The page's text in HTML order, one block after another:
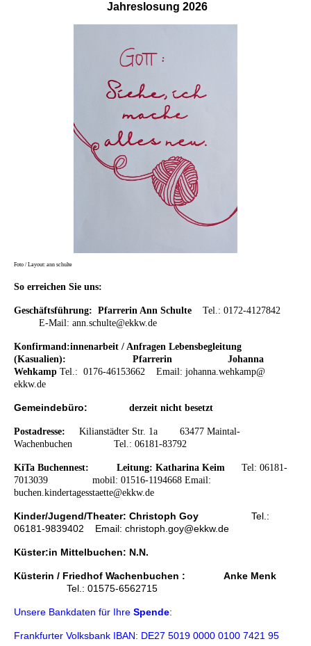
Jahreslosung 2026
Foto / Layout: ann schulte
So erreichen Sie uns:
Geschäftsführung: Pfarrerin Ann Schulte Tel.: 0172-4127842
E-Mail: ann.schulte@ekkw.de
Konfirmand:innenarbeit / Anfragen Lebensbegleitung
(Kasualien): Pfarrerin Johanna
Wehkamp Tel.: 0176-46153662 Email: johanna.wehkamp@
ekkw.de
Gemeindebüro: derzeit nicht besetzt
Postadresse: Kilianstädter Str. 1a 63477 Maintal-
Wachenbuchen Tel.: 06181-83792
KiTa Buchennest: Leitung: Katharina Keim Tel: 06181-
7013039 mobil: 01516-1194668 Email:
buchen.kindertagesstaette@ekkw.de
Kinder/Jugend/Theater: Christoph Goy Tel.:
06181-9839402 Email: christoph.goy@ekkw.de
Küster:in Mittelbuchen: N.N.
Küsterin / Friedhof Wachenbuchen : Anke Menk
Tel.: 01575-6562715
Unsere Bankdaten für Ihre Spende:
Frankfurter Volksbank IBAN: DE27 5019 0000 0100 7421 95